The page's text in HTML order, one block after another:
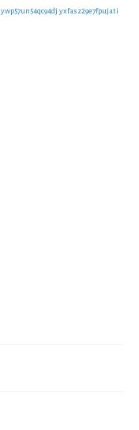
ywp57un54qc94dj yxfasz29e7fpujati